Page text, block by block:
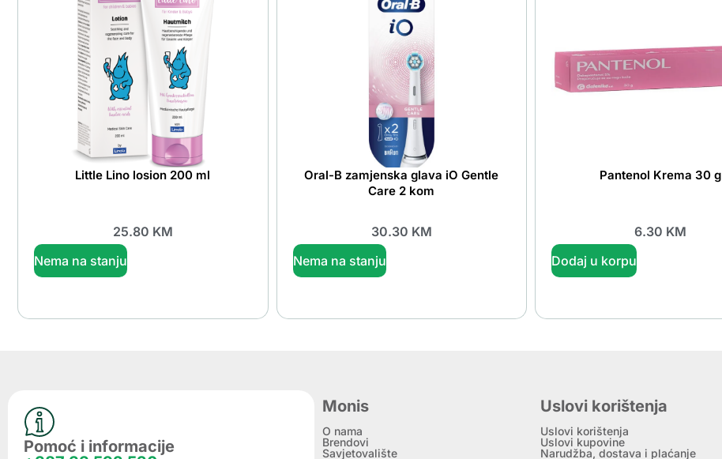
Little Lino losion 200 ml
25.80 KM
Nema na stanju
Oral-B zamjenska glava iO Gentle
Care 2 kom
30.30 KM
Nema na stanju
Pantenol Krema 30 g
6.30 KM
Dodaj u korpu
Pomoć i informacije
Monis
O nama
Brendovi
Savjetovalište
Uslovi korištenja
Uslovi korištenja
Uslovi kupovine
Narudžba, dostava i plaćanje